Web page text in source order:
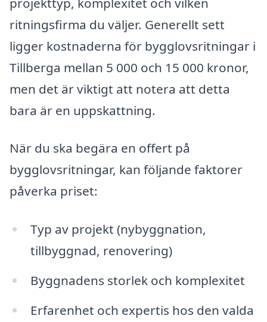
ritningsfirma du väljer. Generellt sett
ligger kostnaderna för bygglovsritningar i
Tillberga mellan 5 000 och 15 000 kronor,
men det är viktigt att notera att detta
bara är en uppskattning.
När du ska begära en offert på
bygglovsritningar, kan följande faktorer
påverka priset:
Typ av projekt (nybyggnation,
tillbyggnad, renovering)
Byggnadens storlek och komplexitet
Erfarenhet och expertis hos den valda